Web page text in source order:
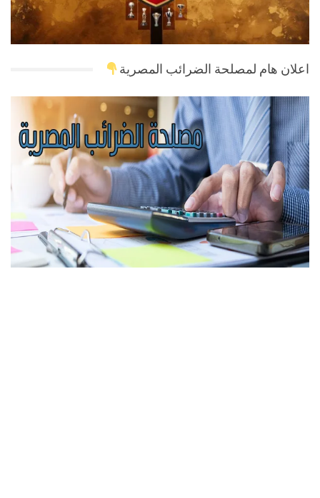
اعلان هام لمصلحة الضرائب المصرية